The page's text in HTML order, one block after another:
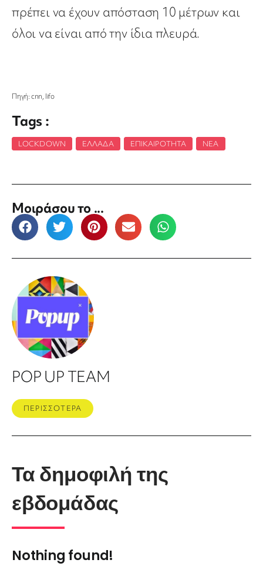
πρέπει να έχουν απόσταση 10 μέτρων και
όλοι να είναι από την ίδια πλευρά.
Πηγή: cnn, lifo
Tags :
LOCKDOWN ΕΛΛΆΔΑ ΕΠΙΚΑΙΡΌΤΗΤΑ ΝΈΑ
Μοιράσου το ...
POP UP TEAM
ΠΕΡΙΣΣΟΤΕΡΑ
Τα δημοφιλή της
εβδομάδας
Nothing found!